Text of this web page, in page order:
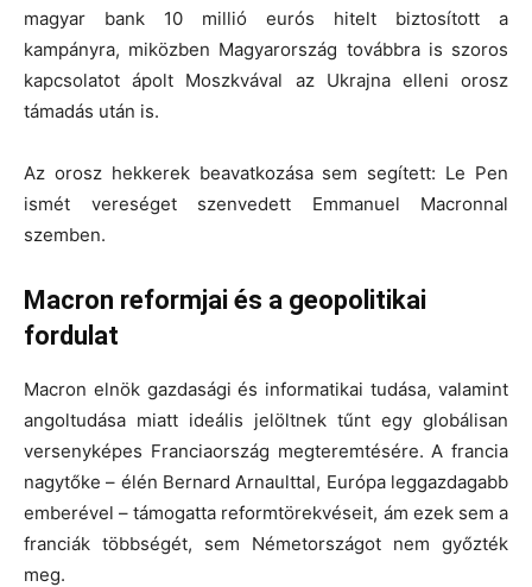
magyar bank 10 millió eurós hitelt biztosított a
kampányra, miközben Magyarország továbbra is szoros
kapcsolatot ápolt Moszkvával az Ukrajna elleni orosz
támadás után is.
Az orosz hekkerek beavatkozása sem segített: Le Pen
ismét vereséget szenvedett Emmanuel Macronnal
szemben.
Macron reformjai és a geopolitikai
fordulat
Macron elnök gazdasági és informatikai tudása, valamint
angoltudása miatt ideális jelöltnek tűnt egy globálisan
versenyképes Franciaország megteremtésére. A francia
nagytőke – élén Bernard Arnaulttal, Európa leggazdagabb
emberével – támogatta reformtörekvéseit, ám ezek sem a
franciák többségét, sem Németországot nem győzték
meg.